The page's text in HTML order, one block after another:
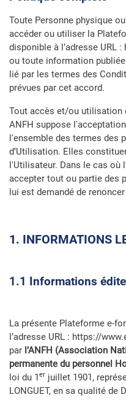
Toute Personne physique
accéder ou utiliser la
disponible à l’adresse URL
ou toute information
lié par les termes des
prévues par cet accord.
Tout accès et/ou utilisation
ANFH suppose
l'ensemble des termes des
d’Utilisation. Elles
l'Utilisateur. Dans le cas où
accepter tout ou partie des
lui est demandé de
1. INFORMATIONS
1.1 Informations
La présente Plateforme e-
l’adresse URL : https://
par l’ANFH (Association
permanente du personnel
loi du 1er juillet 1901,
LONGUET, en sa qualité de